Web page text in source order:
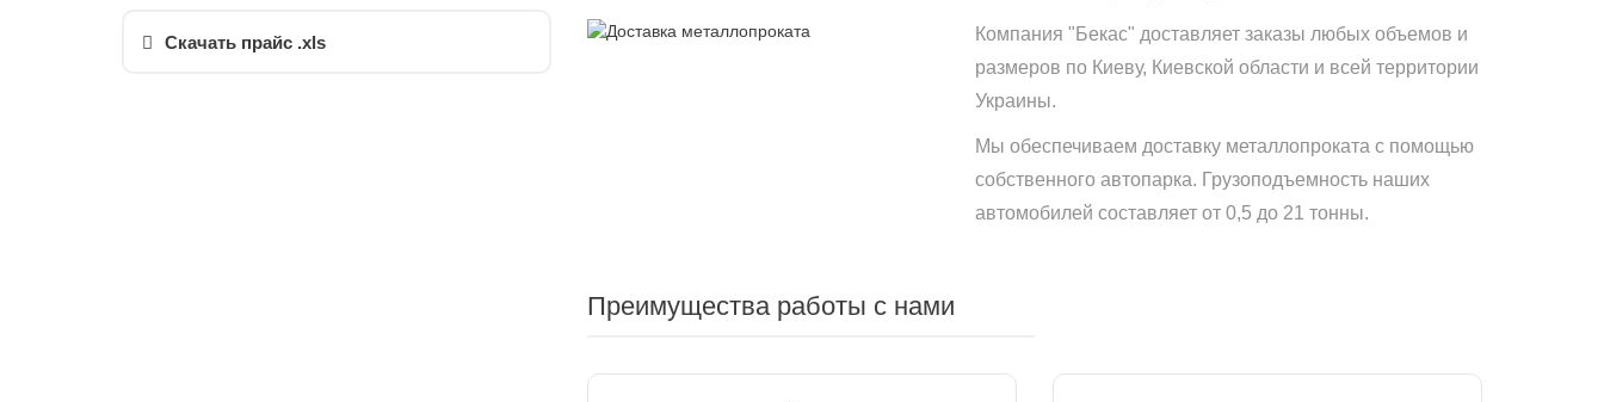
Скачать прайс .xls
Компания "Бекас" доставляет заказы любых объемов и
размеров по Киеву, Киевской области и всей территории
Украины.
Мы обеспечиваем доставку металлопроката с помощью
собственного автопарка. Грузоподъемность наших
автомобилей составляет от 0,5 до 21 тонны.
Преимущества работы с нами